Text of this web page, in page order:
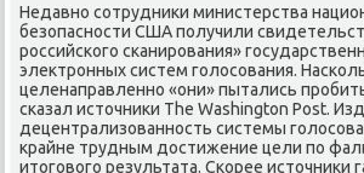
Недавно сотрудники министерства
безопасности США получили
российского сканирования»
электронных систем голосования.
целенаправленно «они» пытались
сказал источники The Washington Post.
децентрализованность системы
крайне трудным достижение цели по
итогового результата. Скорее источники